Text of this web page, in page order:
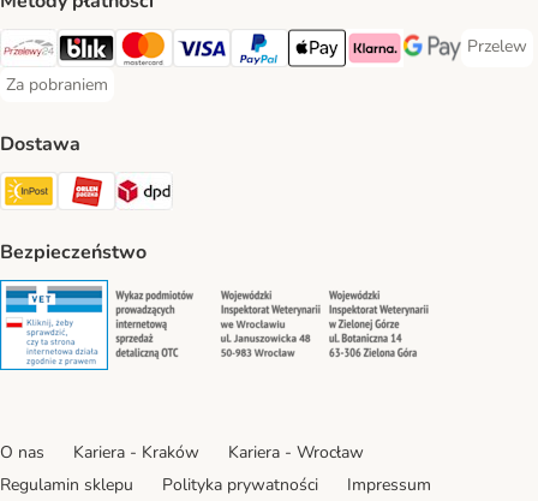
Przelewy24 Payment Method
Blik Payment Method
MasterCard Payment Method
Visa Payment Method
PayPal Payment Method
Apple Pay Payment Method
Klarna Payment Method
Google Pay
Przelew
Przelew
Za pobraniem
Za pobraniem Payment Method
Dostawa
Paczkomat® Shipping Method
ORLEN Paczka Shipping Method
DPD Shipping Method
Bezpieczeństwo
Security Security Security
O nas Kariera - Kraków
Kariera - Wrocław
Regulamin sklepu
Polityka prywatności Impressum